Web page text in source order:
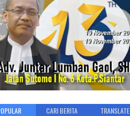
CARI BERITA TRANSLATE